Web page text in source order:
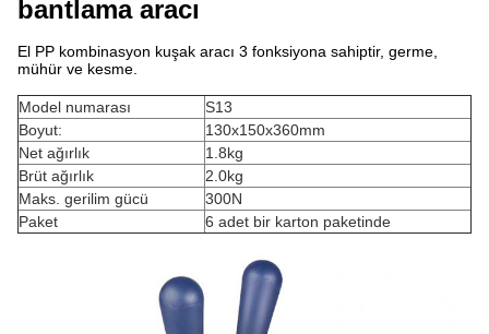
bantlama aracı
El PP kombinasyon kuşak aracı 3 fonksiyona sahiptir, germe,
mühür ve kesme.
Model numarası
S13
Boyut:
130x150x360mm
Net ağırlık
1.8kg
Brüt ağırlık
2.0kg
Maks. gerilim gücü
300N
Paket
6 adet bir karton paketinde